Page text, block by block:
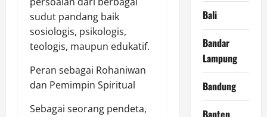
sudut pandang baik
sosiologis, psikologis,
teologis, maupun edukatif.
Peran sebagai Rohaniwan
dan Pemimpin Spiritual
Sebagai seorang pendeta,
Bali
Bandar
Lampung
Bandung
Banten